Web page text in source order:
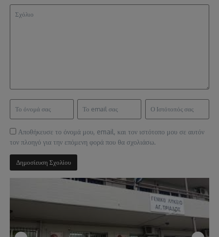
Αποθήκευσε το όνομά μου, email, και τον ιστότοπο μου σε αυτόν
τον πλοηγό για την επόμενη φορά που θα σχολιάσω.